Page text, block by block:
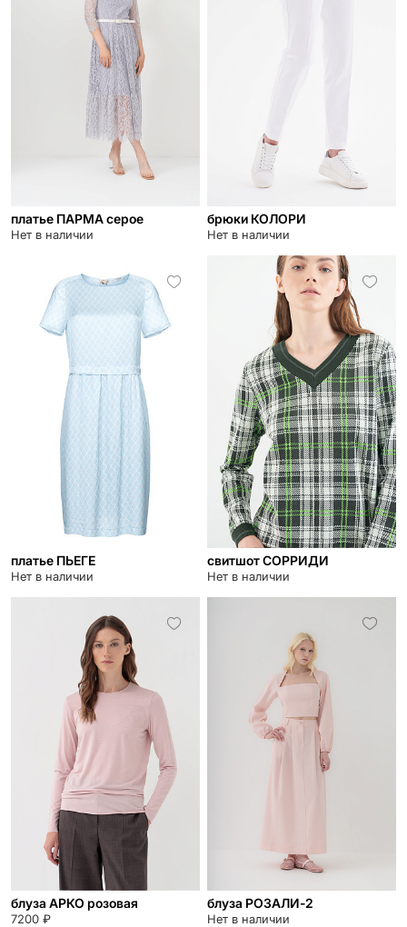
платье ПАРМА серое
Нет в наличии
брюки КОЛОРИ
Нет в наличии
платье ПЬЕГЕ
Нет в наличии
свитшот СОРРИДИ
Нет в наличии
блуза АРКО розовая
7200 ₽
блуза РОЗАЛИ-2
Нет в наличии